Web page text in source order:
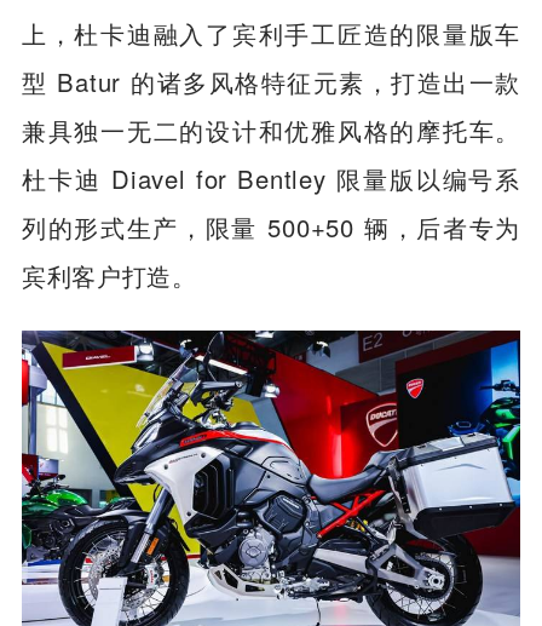
上，杜卡迪融入了宾利手工匠造的限量版车
型 Batur 的诸多风格特征元素，打造出一款
兼具独一无二的设计和优雅风格的摩托车。
杜卡迪 Diavel for Bentley 限量版以编号系
列的形式生产，限量 500+50 辆，后者专为
宾利客户打造。